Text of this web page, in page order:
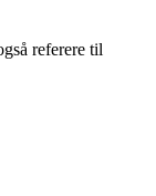
referere til